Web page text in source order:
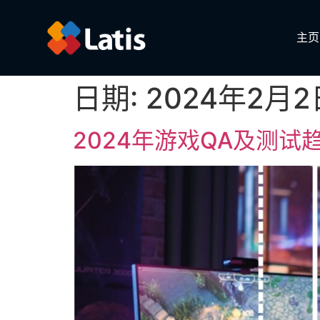
主页
日期: 2024年2月2
2024年游戏QA及测试